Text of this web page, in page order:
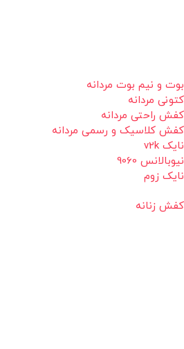
بوت و نیم بوت مردانه
کتونی مردانه
کفش راحتی مردانه
کفش کلاسیک و رسمی مردانه
نایک v2k
نیوبالانس 9060
نایک زوم
کفش زنانه